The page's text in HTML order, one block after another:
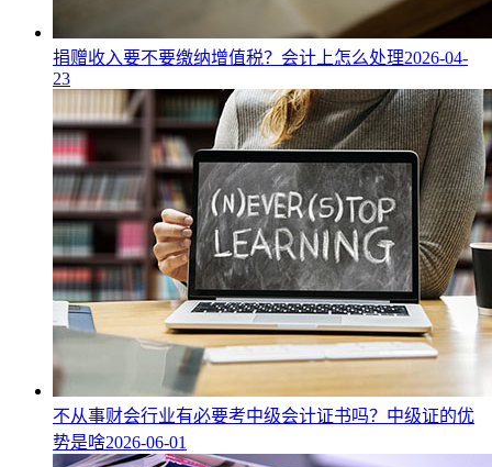
捐赠收入要不要缴纳增值税？会计上怎么处理2026-04-
23
不从事财会行业有必要考中级会计证书吗？中级证的优
势是啥2026-06-01